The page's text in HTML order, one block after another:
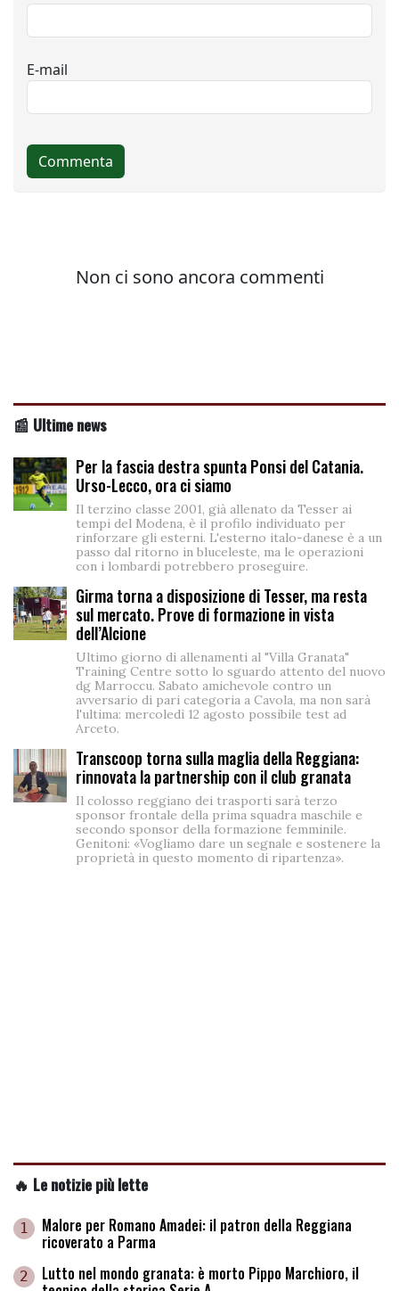
📰 Ultime news
Per la fascia destra spunta Ponsi del Catania.
Urso-Lecco, ora ci siamo
Il terzino classe 2001, già allenato da Tesser ai
tempi del Modena, è il profilo individuato per
rinforzare gli esterni. L'esterno italo-danese è a un
passo dal ritorno in bluceleste, ma le operazioni
con i lombardi potrebbero proseguire.
Girma torna a disposizione di Tesser, ma resta
sul mercato. Prove di formazione in vista
dell’Alcione
Ultimo giorno di allenamenti al "Villa Granata"
Training Centre sotto lo sguardo attento del nuovo
dg Marroccu. Sabato amichevole contro un
avversario di pari categoria a Cavola, ma non sarà
l'ultima: mercoledì 12 agosto possibile test ad
Arceto.
Transcoop torna sulla maglia della Reggiana:
rinnovata la partnership con il club granata
Il colosso reggiano dei trasporti sarà terzo
sponsor frontale della prima squadra maschile e
secondo sponsor della formazione femminile.
Genitoni: «Vogliamo dare un segnale e sostenere la
proprietà in questo momento di ripartenza».
🔥 Le notizie più lette
1 Malore per Romano Amadei: il patron della Reggiana
ricoverato a Parma
2 Lutto nel mondo granata: è morto Pippo Marchioro, il